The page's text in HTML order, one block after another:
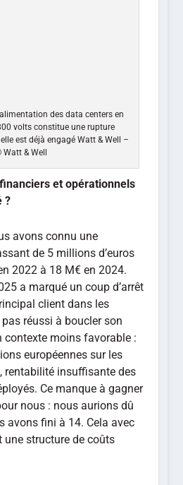
Ce manque à gagner
nous : nous aurions dû
avons fini à 14. Cela avec
une structure de coûts
le stockage
de l’outil industriel se
de l’investissement
de production plus
Sud et sur le niveau
pour soutenir la forte
a été amorcée. C’est une
que le contexte NZIA
notre ancrage
Coutance